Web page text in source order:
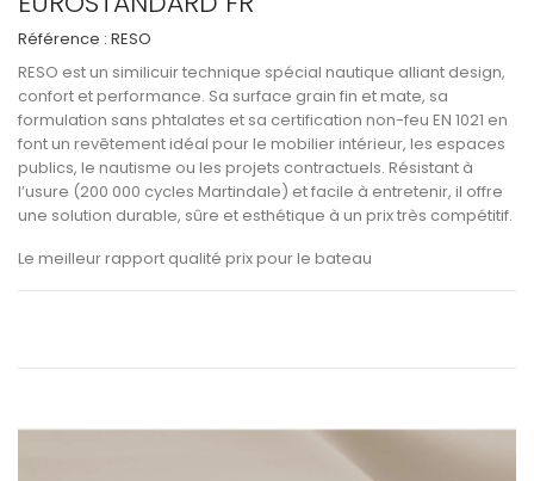
Référence : RESO
RESO est un similicuir technique spécial nautique alliant design,
confort et performance. Sa surface grain fin et mate, sa
formulation sans phtalates et sa certification non-feu EN 1021 en
font un revêtement idéal pour le mobilier intérieur, les espaces
publics, le nautisme ou les projets contractuels. Résistant à
l’usure (200 000 cycles Martindale) et facile à entretenir, il offre
une solution durable, sûre et esthétique à un prix très compétitif.
Le meilleur rapport qualité prix pour le bateau